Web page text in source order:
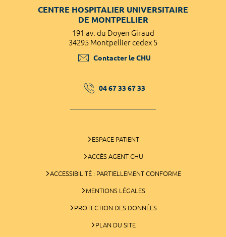
CENTRE HOSPITALIER UNIVERSITAIRE
DE MONTPELLIER
191 av. du Doyen Giraud
34295 Montpellier cedex 5
Contacter le CHU
04 67 33 67 33
ESPACE PATIENT
ACCÈS AGENT CHU
ACCESSIBILITÉ : PARTIELLEMENT CONFORME
MENTIONS LÉGALES
PROTECTION DES DONNÉES
PLAN DU SITE